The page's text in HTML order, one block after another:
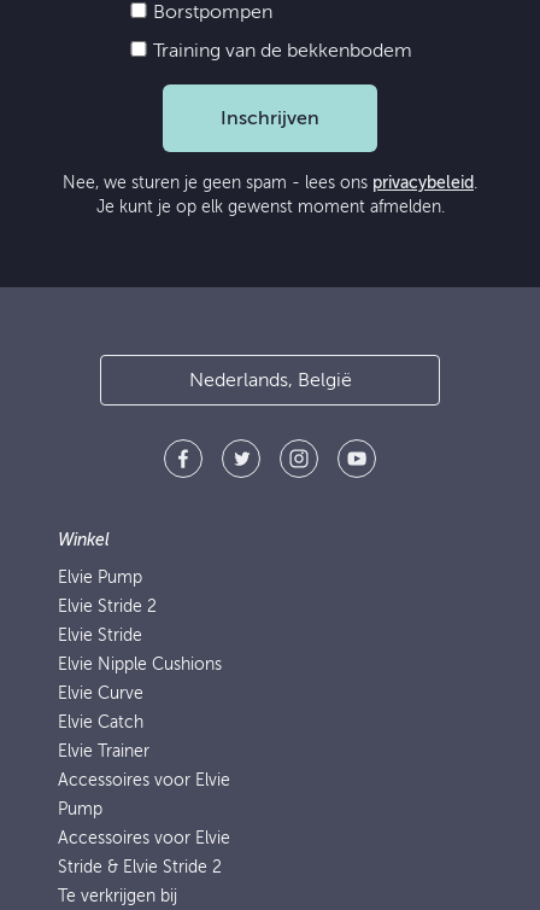
Borstpompen
Training van de bekkenbodem
Inschrijven
Nee, we sturen je geen spam - lees ons privacybeleid .
Je kunt je op elk gewenst moment afmelden.
Nederlands, België
Winkel
Elvie Pump
Elvie Stride 2
Elvie Stride
Elvie Nipple Cushions
Elvie Curve
Elvie Catch
Elvie Trainer
Accessoires voor Elvie
Pump
Accessoires voor Elvie
Stride & Elvie Stride 2
Te verkrijgen bij